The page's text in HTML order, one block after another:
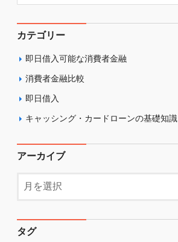
カテゴリー
即日借入可能な消費者金融
消費者金融比較
即日借入
キャッシング・カードローンの基礎知識
アーカイブ
タグ